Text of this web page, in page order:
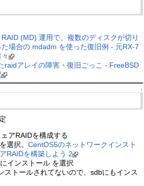
(MD) 運用で、複数のディスクが切り
場合の mdadm を使った復旧例 - 元RX-7
々
raidアレイの障害・復旧ごっこ - FreeBSD
↑
アRAIDを構成する
選択。CentOS5のネットワークインスト
RAIDを構築しよう 2
インストール を選択
ストールされてないので、sdbにもインス